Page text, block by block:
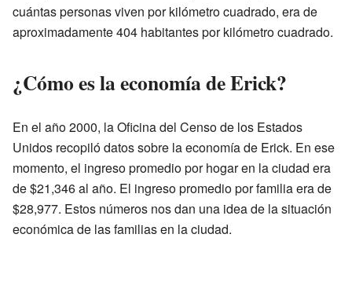
cuántas personas viven por kilómetro cuadrado, era de
aproximadamente 404 habitantes por kilómetro cuadrado.
¿Cómo es la economía de Erick?
En el año 2000, la Oficina del Censo de los Estados
Unidos recopiló datos sobre la economía de Erick. En ese
momento, el ingreso promedio por hogar en la ciudad era
de $21,346 al año. El ingreso promedio por familia era de
$28,977. Estos números nos dan una idea de la situación
económica de las familias en la ciudad.